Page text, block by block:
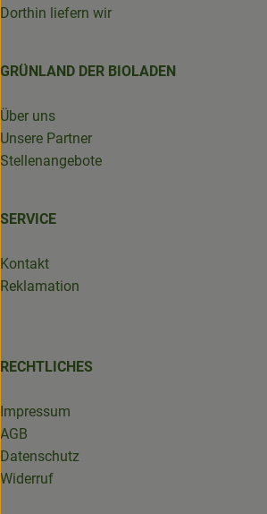
Dorthin liefern wir
GRÜNLAND DER BIOLADEN
Über uns
Unsere Partner
Stellenangebote
SERVICE
Kontakt
Reklamation
RECHTLICHES
Impressum
AGB
Datenschutz
Widerruf